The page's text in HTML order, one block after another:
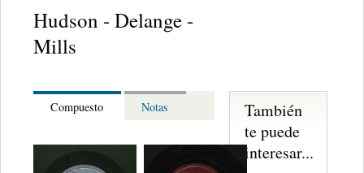
Hudson - Delange -
Mills
Compuesto Notas
También
te puede
interesar...